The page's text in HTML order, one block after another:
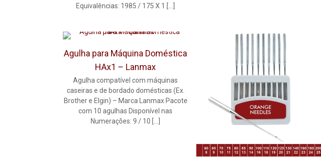
Equivalências: 1985 / 175 X 1
Agulha para Máquina Doméstica
HAx1 – Lanmax
Agulha compatível com máquinas
caseiras e de bordado domésticas (Ex.
Brother e Elgin) – Marca Lanmax Pacote
com 10 agulhas Disponível nas
Numerações: 9 / 10